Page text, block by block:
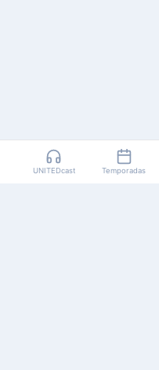
UNITEDcast Temporadas